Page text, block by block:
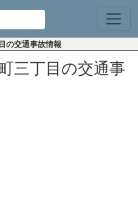
の交通事故情報
三丁目の交通事